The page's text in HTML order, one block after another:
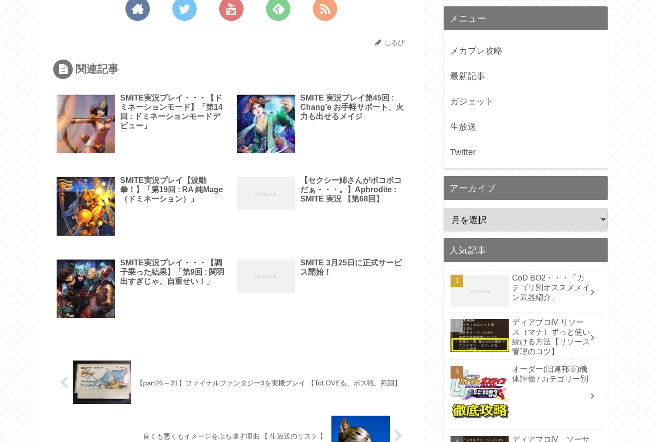
しるび
関連記事
SMITE実況プレイ・・・【ド
ミネーションモード】「第14
回 : ドミネーションモードデ
ビュー」
SMITE 実況プレイ第45回 :
Chang’e お手軽サポート、火
力も出せるメイジ
SMITE実況プレイ【波動
拳！】「第19回 : RA 純Mage
（ドミネーション）」
【セクシー姉さんがボコボコ
だぁ・・・。】Aphrodite :
SMITE 実況 【第68回】
SMITE実況プレイ・・・【調
子乗った結果】「第9回 : 関羽
出すぎじゃ、自重せい！」
SMITE 3月25日に正式サービ
ス開始！
【part26 – 31】ファイナルファンタジー3を実機プレイ 【ToLOVEる、ボス戦、死闘】
良くも悪くもイメージをぶち壊す理由 【 生放送のリスク 】
メニュー
メカブレ攻略
最新記事
ガジェット
生放送
Twitter
アーカイブ
人気記事
CoD BO2・・・「カ
テゴリ別オススメメイ
ン武器紹介」
ディアブロIV リソー
ス（マナ）ずっと使い
続ける方法【リソース
管理のコツ】
オーダー(旧連邦軍)機
体評価 / カテゴリー別
ディアブロIV ソーサ